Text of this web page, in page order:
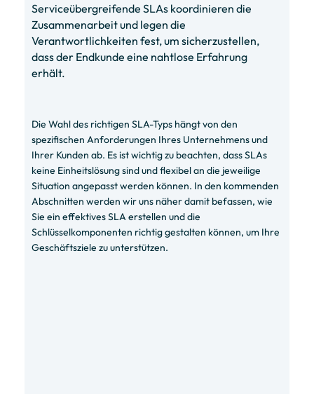
Serviceübergreifende SLAs koordinieren die
Zusammenarbeit und legen die
Verantwortlichkeiten fest, um sicherzustellen,
dass der Endkunde eine nahtlose Erfahrung
erhält.
Die Wahl des richtigen SLA-Typs hängt von den
spezifischen Anforderungen Ihres Unternehmens und
Ihrer Kunden ab. Es ist wichtig zu beachten, dass SLAs
keine Einheitslösung sind und flexibel an die jeweilige
Situation angepasst werden können. In den kommenden
Abschnitten werden wir uns näher damit befassen, wie
Sie ein effektives SLA erstellen und die
Schlüsselkomponenten richtig gestalten können, um Ihre
Geschäftsziele zu unterstützen.